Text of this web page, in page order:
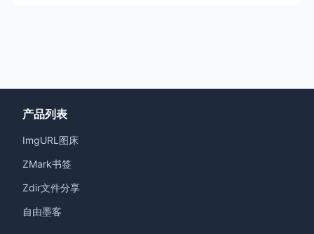
产品列表
ImgURL图床
ZMark书签
Zdir文件分享
自由墨客